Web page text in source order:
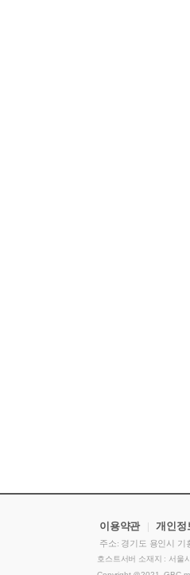
이용약관 |개인정
주소: 경기도 용인시 기
호스트서버 소재지 : 서울